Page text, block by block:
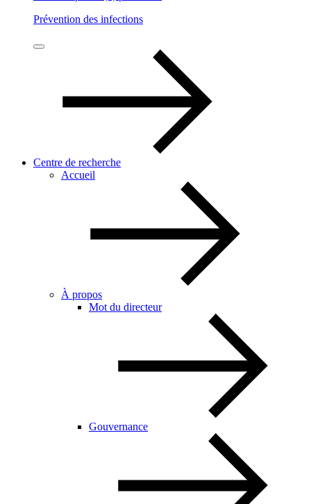
Prévention des infections
Centre de recherche
Accueil
À propos
Mot du directeur
Gouvernance